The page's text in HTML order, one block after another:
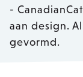
-
aan design.
gevormd.